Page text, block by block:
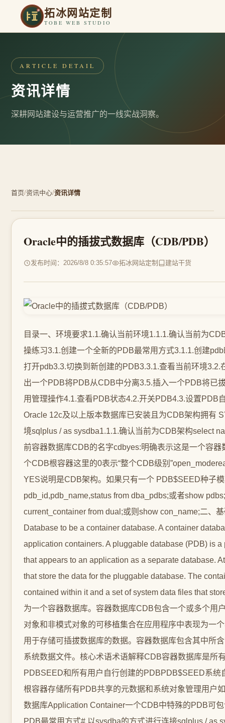
拓冰网站定制
TOBE WEB STUDIO
ARTICLE DETAIL
资讯详情
深耕网站建设与运营推广的一线实战洞察。
首页/资讯中心/资讯详情
Oracle中的插拔式数据库（CDB/PDB）
发布时间：2026/8/8 0:35:57 拓冰网站定制 建站干货
目录一、环境要求1.1.确认当前环境1.1.1.确认当前为CDB架构1.1.2.查看已有得PDB1.1.3.查看当前容器二、基础概念与术语三、实操练习3.1.创建一个全新的PDB最常用方式3.1.1.创建pdb时使用种子模板3.1.2.创建PDB时使用OMF自动管理3.1.3.两者的区别3.2.打开pdb3.3.切换到新创建的PDB3.3.1.查看当前环境3.2.在PDB中创建表空间、用户和表3.3.克隆一个已存在的PDB快速复制3.4.拔出一个PDB将PDB从CDB中分离3.5.插入一个PDB将已拔出的PDB接入另一个CDB3.6.使用Application Container高级主题四、常用管理操作4.1.查看PDB状态4.2.开关PDB4.3.设置PDB自动启动4.4.删除PDB五、进阶练习建议六、常见问题与排错一、环境要求Oracle 12c及以上版本数据库已安装且为CDB架构拥有 SYSDBA 或 SYSTEM 权限建议在测试环境如虚拟机中操作1.1.确认当前环境sqlplus / as sysdba1.1.1.确认当前为CDB架构select name,cdb,con_id,open_mode from v$database;注意nameprdcdb:即表示当前容器数据库CDB的名字cdbyes:明确表示这是一个容器数据库可支持多租户架构可容纳多个PDBcon_id:表示当前查询的视角是整个CDB根容器这里的0表示“整个CDB级别”open_moderead_write:说明整个CDB处于读写模式所有功能正常运行。如果 CDB 列为 YES说明是CDB架构。如果只有一个 PDB$SEED种子模板说明还没有任何用户PDB。1.1.2.查看已有得PDBselect pdb_id,pdb_name,status from dba_pdbs;或者show pdbs;1.1.3.查看当前容器select sys_context(USERENV,CON_NAME) as current_container from dual;或则show con_name;二、基础概念与术语官方解释The multitenant architecture enables an Oracle Database to be a container database. A container database (CDB) contains one or more user-created, pluggable databases and application containers. A pluggable database (PDB) is a portable collection of schemas, schema objects, and nonschema objects that appears to an application as a separate database. At the physical level, each pluggable database has its own set of data files that store the data for the pluggable database. The container database includes all the data files for the pluggable databases contained within it and a set of system data files that store metadata for the container database itself.多租户架构使Oracle数据库成为一个容器数据库。容器数据库CDB包含一个或多个用户创建的可插拔数据库和应用程序容器。可插拔数据库PDB是模式、模式对象和非模式对象的可移植集合在应用程序中表现为一个独立的数据库。在物理层面上每个可插拔数据库都有自己的一组数据文件用于存储可插拔数据库的数据。容器数据库包含其中所含可插拔数据库的所有数据文件以及一组用于存储容器数据库本身元数据的系统数据文件。核心术语术语解释CDB容器数据库是所有PDB的宿主包含根容器CDBROOT、种子容器PDBROOT、种子容器PDBSEED和所有用户自行创建的PDBPDB$SEED系统自带的种子模板用于快速创建新PDB只读状态不能进行修改CDB$ROOT根容器存储所有PDB共享的元数据和系统对象管理用户如SYS、SYSTEM在此操作PDB可插拔数据库对应用而言就是独立的完整数据库Application Container一个CDB中特殊的PDB可包含多个子PDB便于管理关联应用的数据三、实操练习3.1.创建一个全新的PDB最常用方式# 以sysdba的方式进行连接sqlplus / as sysdba# 在根容器下执行3.1.1.创建pdb时使用种子模板需指定管理员用户和文件路径create pluggable database pdb_demo admin user pdb_demo1 identified by pdbDemo123roles(DBA)file_name_convert(/u01/app/oracle/oradata/prdcdb/pdbseed/,/u01/app/oracle/oradata/pdb_demo1/);3.1.2.创建PDB时使用OMF自动管理注意如果路径不熟悉可以用OMFOracle Manged files自动管理create pluggable database pdb_demo2 admin user pdb_admin identified by pdbAdmin123 create_file_dest/u01/app/oracle/oradata/pdb_demo2/;create pluggable database pdb_demo3 admin user pdb_admin identified by pdbAdmin123 create_file_dest/u01/app/oracle/oradata/;注意CREATE_FILE_DEST就像一个“托管模式”你告诉 Oracle 新PDB放在哪个文件夹里剩下的文件命名和位置都由 Oracle 自动处理OMF即Oracle托管文件。创建的文件路径[oracleprdcdb01 oradata]$ ll 总用量 4 drwxr-x--- 2 oracle oinstall 111 6月 23 11:22 pdb_demo1 drwxr-xr-x 3 oracle oinstall 20 6月 23 11:34 pdb_demo2 drwxr-x--- 4 oracle oinstall 4096 6月 18 12:32 prdcdb drwxr-x--- 3 oracle oinstall 46 6月 23 11:37 PRDCDB [oracleprdcdb01 oradata]$ cd PRDCDB/ [oracleprdcdb01 PRDCDB]$ ll 总用量 0 drwxr-x--- 3 oracle oinstall 22 6月 23 11:37 54E444F8769615FDE0656864C5C81E9D [oracleprdcdb01 PRDCDB]$ cd 54E444F8769615FDE0656864C5C81E9D/ [oracleprdcdb01 54E444F8769615FDE0656864C5C81E9D]$ ll 总用量 0 drwxr-x--- 2 oracle oinstall 142 6月 23 11:37 datafile [oracleprdcdb01 54E444F8769615FDE0656864C5C81E9D]$ cd datafile/ [oracleprdcdb01 datafile]$ ll 总用量 696400 -rw-r----- 1 oracle oinstall 346038272 6月 23 11:37 o1_mf_sysaux_o3mzvp2z_.dbf -rw-r----- 1 oracle oinstall 262152192 6月 23 11:37 o1_mf_system_o3mzvp2s_.dbf -rw-r----- 1 oracle oinstall 67117056 6月 23 11:37 o1_mf_temp_o3mzvp30_.dbf -rw-r----- 1 oracle oinstall 104865792 6月 23 11:37 o1_mf_undotbs1_o3mzvp2z_.dbf [oracleprdcdb01 datafile]$ [oracleprdcdb01 datafile]$ [oracleprdcdb01 datafile]$ cd .. [oracleprdcdb01 54E444F8769615FDE0656864C5C81E9D]$ cd .. [oracleprdcdb01 PRDCDB]$ ll 总用量 0 drwxr-x--- 3 oracle oinstall 22 6月 23 11:37 54E444F8769615FDE0656864C5C81E9D drwxr-x--- 3 oracle oinstall 22 6